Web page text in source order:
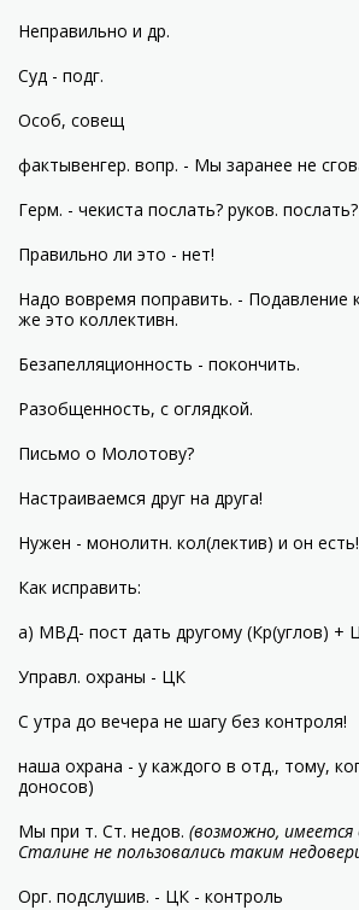
Неправильно и др.
Суд - подг.
Особ, совещ
фактывенгер. вопр. - Мы заранее не
Герм. - чекиста послать? руков. послать?
Правильно ли это - нет!
Надо вовремя поправить. - Подавление
же это коллективн.
Безапелляционность - покончить.
Разобщенность, с оглядкой.
Письмо о Молотову?
Настраиваемся друг на друга!
Нужен - монолитн. кол(лектив) и он есть!
Как исправить:
а) МВД- пост дать другому (Кр(углов) +
Управл. охраны - ЦК
С утра до вечера не шагу без контроля!
наша охрана - у каждого в отд., тому,
доносов)
Мы при т. Ст. недов. (возможно, имеется
Сталине не пользовались таким
Орг. подслушив. - ЦК - контроль